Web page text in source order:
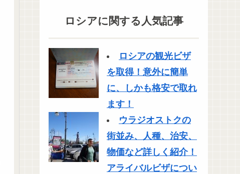
ロシアに関する人気記事
ロシアの観光ビザ
を取得！意外に簡単
に、しかも格安で取れ
ます！
ウラジオストクの
街並み、人種、治安、
物価など詳しく紹介！
アライバルビザについ